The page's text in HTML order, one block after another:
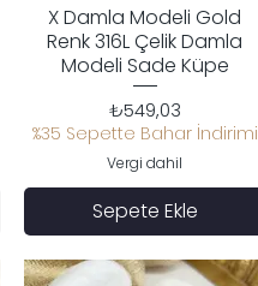
Hızlı Bakış
X Damla Modeli Gold
Renk 316L Çelik Damla
Modeli Sade Küpe
Fiyat
₺549,03
%35 Sepette Bahar İndirimi
Vergi dahil
Sepete Ekle